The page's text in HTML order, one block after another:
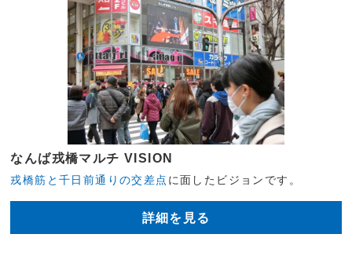
なんば戎橋マルチ VISION
戎橋筋と千日前通りの交差点 に面したビジョンです。
詳細を見る